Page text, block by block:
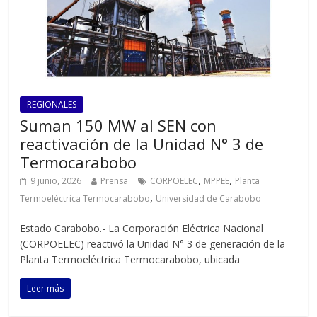
REGIONALES
Suman 150 MW al SEN con
reactivación de la Unidad N° 3 de
Termocarabobo
9 junio, 2026 Prensa CORPOELEC, MPPEE, Planta
Termoeléctrica Termocarabobo, Universidad de Carabobo
Estado Carabobo.- La Corporación Eléctrica Nacional
(CORPOELEC) reactivó la Unidad N° 3 de generación de la
Planta Termoeléctrica Termocarabobo, ubicada
Leer más